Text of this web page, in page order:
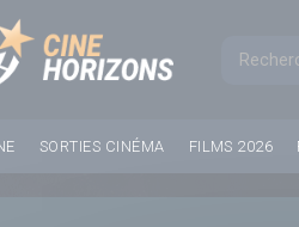
SORTIES CINÉMA FILMS 2026
cookies